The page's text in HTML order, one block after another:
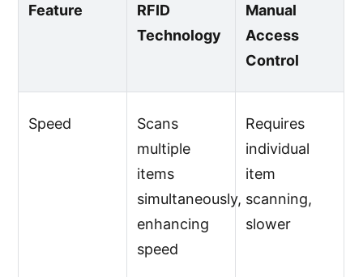
Feature
RFID
Technology
Manual
Access
Control
Speed
Scans
multiple
items
simultaneously,
enhancing
speed
Requires
individual
item
scanning,
slower